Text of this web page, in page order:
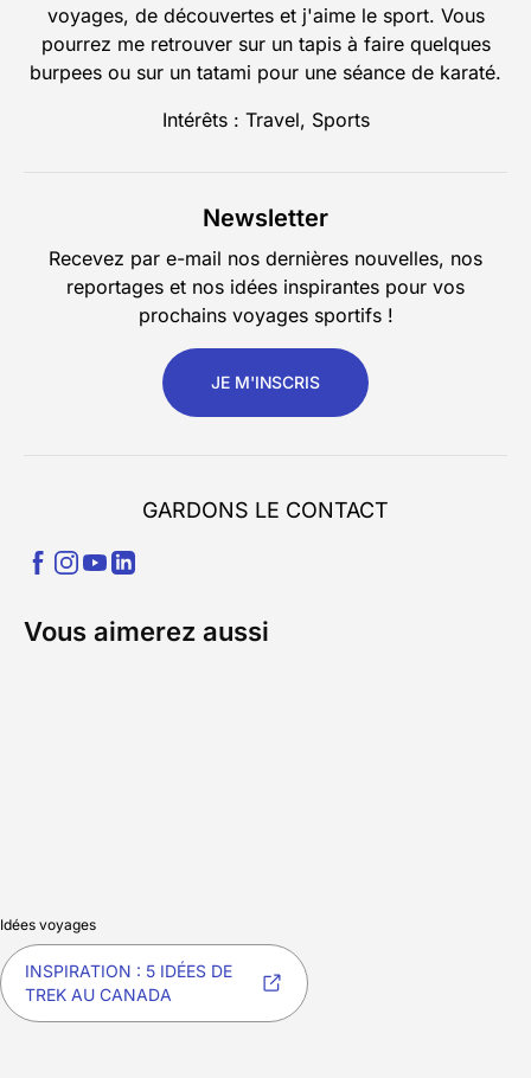
voyages, de découvertes et j'aime le sport. Vous
pourrez me retrouver sur un tapis à faire quelques
burpees ou sur un tatami pour une séance de karaté.
Intérêts : Travel, Sports
Newsletter
Recevez par e-mail nos dernières nouvelles, nos
reportages et nos idées inspirantes pour vos
prochains voyages sportifs !
JE M'INSCRIS
GARDONS LE CONTACT
Vous aimerez aussi
Idées voyages
INSPIRATION : 5 IDÉES DE
TREK AU CANADA